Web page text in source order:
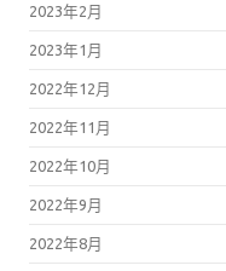
2023年1月
2022年12月
2022年11月
2022年10月
2022年9月
2022年8月
2022年7月